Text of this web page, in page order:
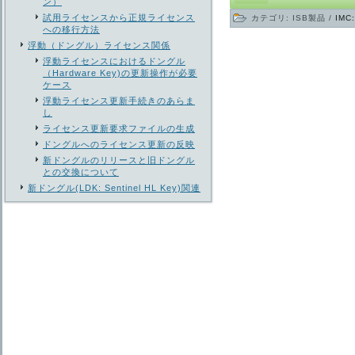
試用ライセンスから正規ライセンス
への移行方法
浮動（ドングル）ライセンス関係
浮動ライセンスにおけるドングル
（Hardware Key)の更新操作が必要
ケース
浮動ライセンス更新手続きのあらま
し
ライセンス更新要求ファイルの生成
ドングルへのライセンス更新の反映
新ドングルのリリースと旧ドングル
との交換について
新ドングル(LDK: Sentinel HL Key)関連
カテゴリ: ISB製品 /